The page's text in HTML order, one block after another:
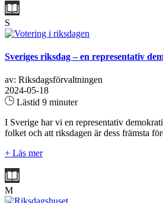
S
Sveriges riksdag – en representativ
av: Riksdagsförvaltningen
2024-05-18
Lästid 9 minuter
I Sverige har vi en representativ
folket och att riksdagen är dess främsta
+ Läs mer
M